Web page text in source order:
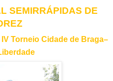
SEMIRRÁPIDAS DE
Torneio Cidade de Braga–